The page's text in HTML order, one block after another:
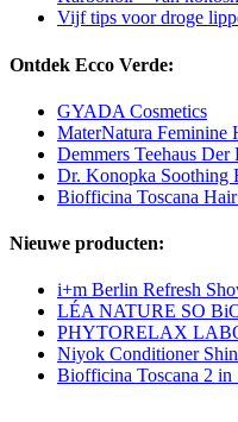
Vijf tips voor droge
Ontdek Ecco Verde:
GYADA Cosmetics
MaterNatura Feminine
Demmers Teehaus
Dr. Konopka Soothing
Biofficina Toscana
Nieuwe producten:
i+m Berlin Refresh
LÉA NATURE SO
PHYTORELAX
Niyok Conditioner
Biofficina Toscana 2